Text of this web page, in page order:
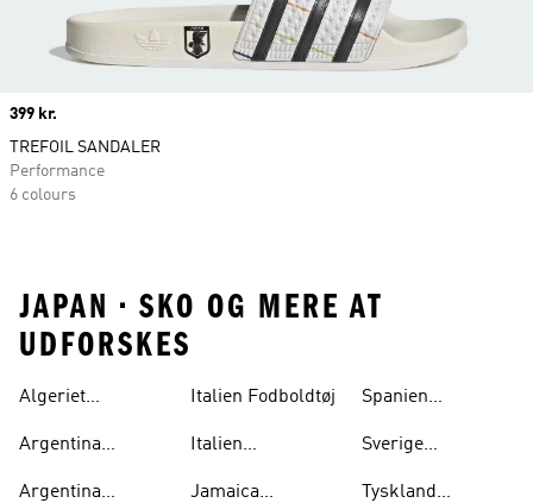
Price
399 kr.
TREFOIL SANDALER
Performance
6 colours
JAPAN • SKO OG MERE AT
UDFORSKES
Algeriet
Argentina
Argentina
Italien Fodboldtøj
Italien
Jamaica
Spanien
Sverige
Tyskland